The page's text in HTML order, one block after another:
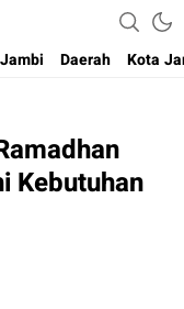
Daerah Kota
Kebutuhan